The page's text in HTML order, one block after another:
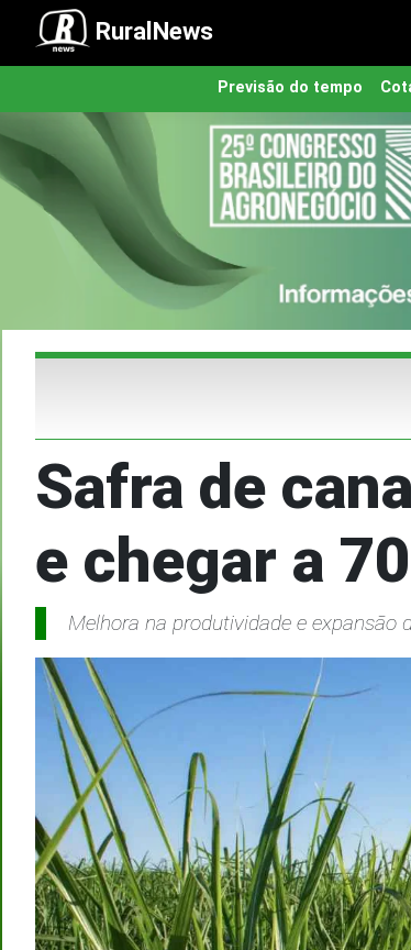
RuralNews
Previsão do tempo
Safra de
e chegar a
Melhora na produtividade e